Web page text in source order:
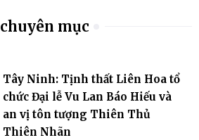
mục
Tây Ninh: Tịnh thất Liên Hoa tổ
chức Đại lễ Vu Lan Báo Hiếu và
an vị tôn tượng Thiên Thủ
Thiên Nhãn